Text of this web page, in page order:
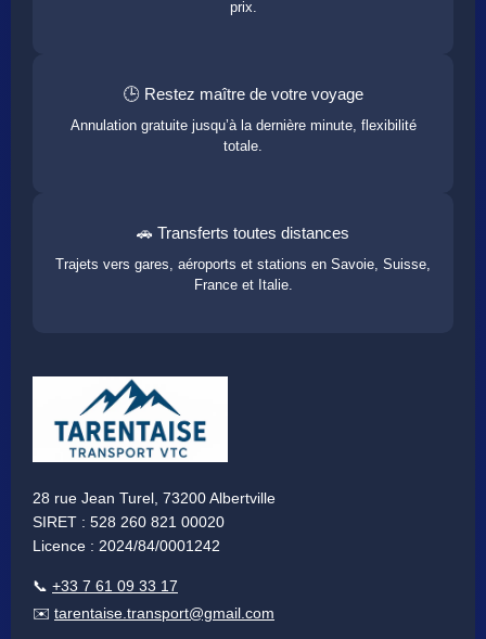
prix.
🕒 Restez maître de votre voyage
Annulation gratuite jusqu’à la dernière minute, flexibilité
totale.
🚗 Transferts toutes distances
Trajets vers gares, aéroports et stations en Savoie, Suisse,
France et Italie.
28 rue Jean Turel, 73200 Albertville
SIRET : 528 260 821 00020
Licence : 2024/84/0001242
📞 +33 7 61 09 33 17
✉️ tarentaise.transport@gmail.com